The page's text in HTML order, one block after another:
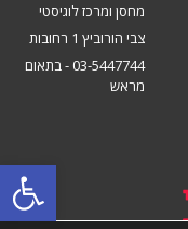
פתח
מחסן ומרכז לוגיסטי
צבי הורוביץ 1 רחובות
03-5447744 - בתאום
מראש